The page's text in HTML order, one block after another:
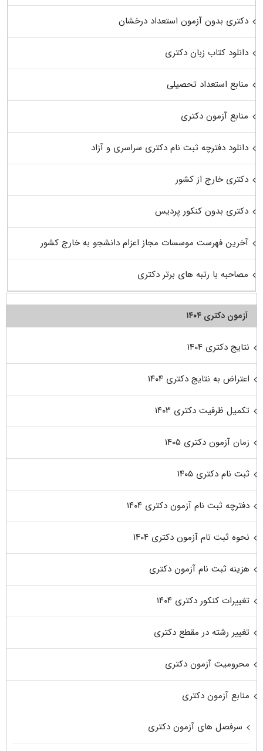
دکتری بدون آزمون استعداد درخشان
دانلود کتاب زبان دکتری
منابع استعداد تحصیلی
منابع آزمون دکتری
دانلود دفترچه ثبت نام دکتری سراسری و آزاد
دکتری خارج از کشور
دکتری بدون کنکور پردیس
آخرین فهرست موسسات مجاز اعزام دانشجو به خارج کشور
مصاحبه با رتبه های برتر دکتری
آزمون دکتری ۱۴۰۴
نتایج دکتری ۱۴۰۴
اعتراض به نتایج دکتری ۱۴۰۴
تکمیل ظرفیت دکتری ۱۴۰۳
زمان آزمون دکتری ۱۴۰۵
ثبت نام دکتری ۱۴۰۵
دفترچه ثبت نام آزمون دکتری ۱۴۰۴
نحوه ثبت نام آزمون دکتری ۱۴۰۴
هزینه ثبت نام آزمون دکتری
تغییرات کنکور دکتری ۱۴۰۴
تغییر رشته در مقطع دکتری
محرومیت آزمون دکتری
منابع آزمون دکتری
سرفصل های آزمون دکتری